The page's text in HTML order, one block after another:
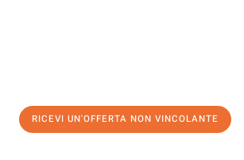
RICEVI UN'OFFERTA NON VINCOLANTE